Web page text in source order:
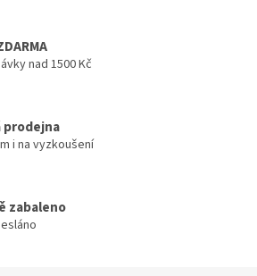
nad 1500 Kč
prodejna
i na vyzkoušení
zabaleno